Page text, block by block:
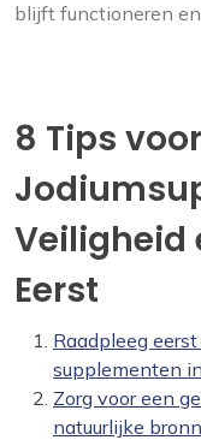
blijft functioneren
8 Tips
Veiligheid
Eerst
Raadpleeg
supplementen
Zorg voor een
natuurlijke